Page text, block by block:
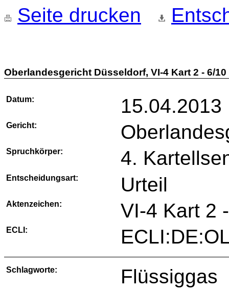
Seite drucken
Oberlandesgericht Düsseldorf, VI-4 Kart 2 - 6/10
Datum: 15.04.2013
Gericht:
Spruchkörper: 4.
Entscheidungsart: Urteil
Aktenzeichen: VI-4 Kart 2
ECLI:
Schlagworte: Flüssiggas